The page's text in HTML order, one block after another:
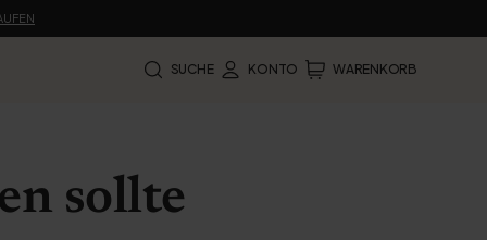
SUCHE KONTO WARENKORB
sollte